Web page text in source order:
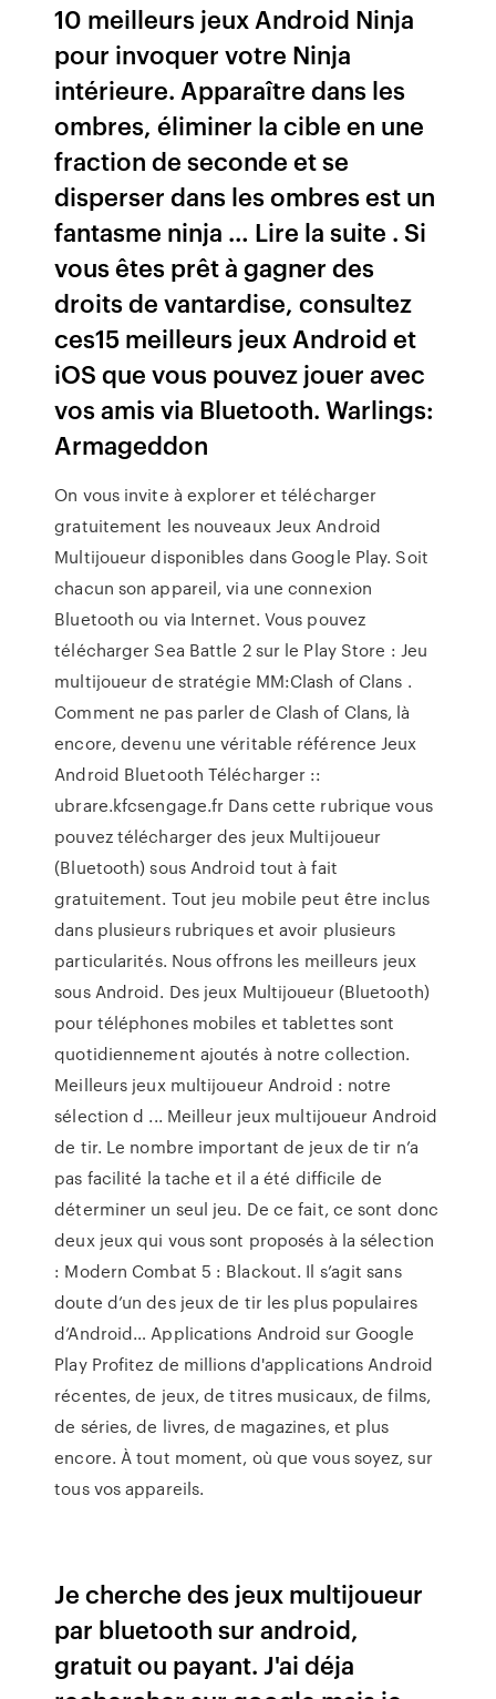
10 meilleurs jeux Android Ninja
pour invoquer votre Ninja
intérieure. Apparaître dans les
ombres, éliminer la cible en une
fraction de seconde et se
disperser dans les ombres est un
fantasme ninja … Lire la suite . Si
vous êtes prêt à gagner des
droits de vantardise, consultez
ces15 meilleurs jeux Android et
iOS que vous pouvez jouer avec
vos amis via Bluetooth. Warlings:
Armageddon
On vous invite à explorer et télécharger
gratuitement les nouveaux Jeux Android
Multijoueur disponibles dans Google Play. Soit
chacun son appareil, via une connexion
Bluetooth ou via Internet. Vous pouvez
télécharger Sea Battle 2 sur le Play Store : Jeu
multijoueur de stratégie MM:Clash of Clans .
Comment ne pas parler de Clash of Clans, là
encore, devenu une véritable référence Jeux
Android Bluetooth Télécharger ::
ubrare.kfcsengage.fr Dans cette rubrique vous
pouvez télécharger des jeux Multijoueur
(Bluetooth) sous Android tout à fait
gratuitement. Tout jeu mobile peut être inclus
dans plusieurs rubriques et avoir plusieurs
particularités. Nous offrons les meilleurs jeux
sous Android. Des jeux Multijoueur (Bluetooth)
pour téléphones mobiles et tablettes sont
quotidiennement ajoutés à notre collection.
Meilleurs jeux multijoueur Android : notre
sélection d ... Meilleur jeux multijoueur Android
de tir. Le nombre important de jeux de tir n’a
pas facilité la tache et il a été difficile de
déterminer un seul jeu. De ce fait, ce sont donc
deux jeux qui vous sont proposés à la sélection
: Modern Combat 5 : Blackout. Il s’agit sans
doute d’un des jeux de tir les plus populaires
d’Android… Applications Android sur Google
Play Profitez de millions d'applications Android
récentes, de jeux, de titres musicaux, de films,
de séries, de livres, de magazines, et plus
encore. À tout moment, où que vous soyez, sur
tous vos appareils.
Je cherche des jeux multijoueur
par bluetooth sur android,
gratuit ou payant. J'ai déja